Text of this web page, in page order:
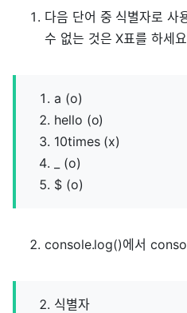
다음 단어 중 식별자로 사
수 없는 것은 X표를 하세
a (o)
hello (o)
10times (x)
_ (o)
$ (o)
console.log()에서
식별자